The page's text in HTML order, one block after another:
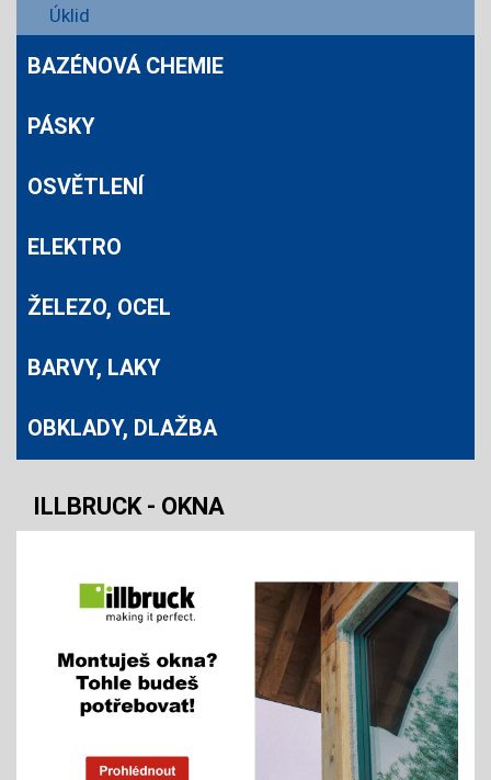
Úklid
BAZÉNOVÁ CHEMIE
PÁSKY
OSVĚTLENÍ
ELEKTRO
ŽELEZO, OCEL
BARVY, LAKY
OBKLADY, DLAŽBA
ILLBRUCK - OKNA